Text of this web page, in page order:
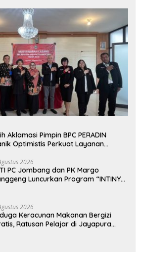
Aklamasi Pimpin BPC PERADIN
Optimistis Perkuat Layanan
2026
PC Jombang dan PK Margo
Luncurkan Program “INTINYA
2026
Keracunan Makanan Bergizi
Ratusan Pelajar di Jayapura